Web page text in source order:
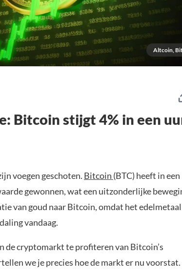
Altcoin,
Bitcoin stijgt 4% in een
voegen geschoten. Bitcoin (BTC) heeft in een
gewonnen, wat een uitzonderlijke
van goud naar Bitcoin, omdat het edelmetaal
vandaag.
de cryptomarkt te profiteren van Bitcoin’s
we je precies hoe de markt er nu voorstat.